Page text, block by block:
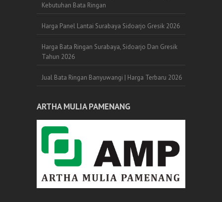
Kebutuhan Bata Ringan
Harga Panel Lantai Surabaya Sidoarjo Gresik 2026
Harga Bata Ringan Surabaya, Sidoarjo Dan Gresik
Tahun 2026
Jual Bata Ringan Banyuwangi | Harga Terbaru 2026
ARTHA MULIA PAMENANG